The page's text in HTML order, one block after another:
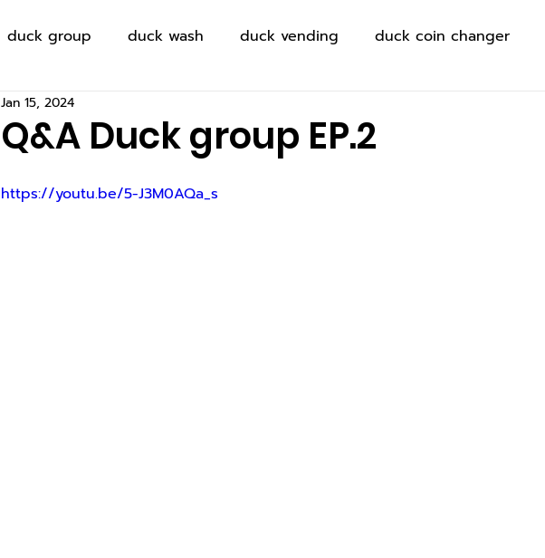
duck group duck wash duck vending duck coin changer
Q&A Duck group EP.2
Jan 15, 2024
https://youtu.be/5-J3M0AQa_s